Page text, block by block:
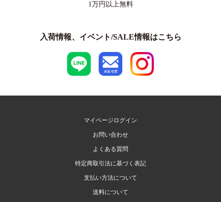
1万円以上無料
入荷情報、イベント/SALE情報はこちら
マイページログイン
お問い合わせ
よくある質問
特定商取引法に基づく表記
支払い方法について
送料について